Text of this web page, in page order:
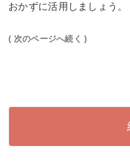
おかずに活用しましょう。
( 次のページへ続く )